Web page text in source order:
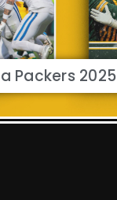
Packers 2025